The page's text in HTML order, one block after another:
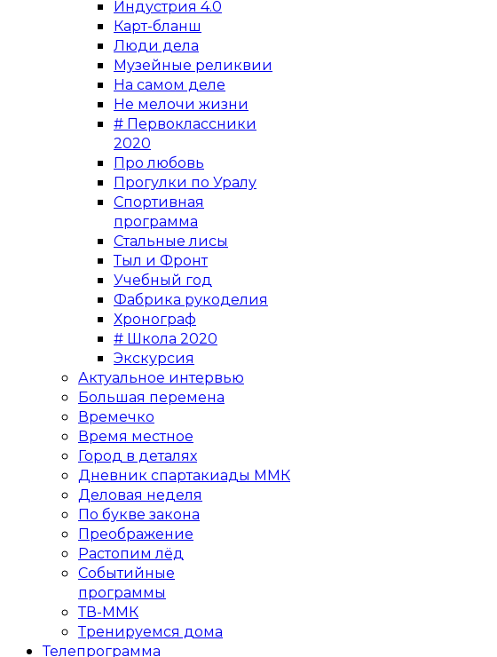
Индустрия 4.0
Карт-бланш
Люди дела
Музейные реликвии
На самом деле
Не мелочи жизни
# Первоклассники
2020
Про любовь
Прогулки по Уралу
Спортивная
программа
Стальные лисы
Тыл и Фронт
Учебный год
Фабрика рукоделия
Хронограф
# Школа 2020
Экскурсия
Актуальное интервью
Большая перемена
Времечко
Время местное
Город в деталях
Дневник спартакиады ММК
Деловая неделя
По букве закона
Преображение
Растопим лёд
Событийные
программы
ТВ-ММК
Тренируемся дома
Телепрограмма